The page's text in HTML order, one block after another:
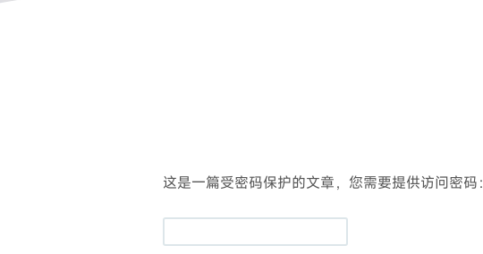
这是一篇受密码保护的文章，您需要提供访问密码：